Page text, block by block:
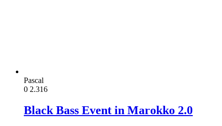
Pascal
0 2.316
Black Bass Event in Marokko 2.0